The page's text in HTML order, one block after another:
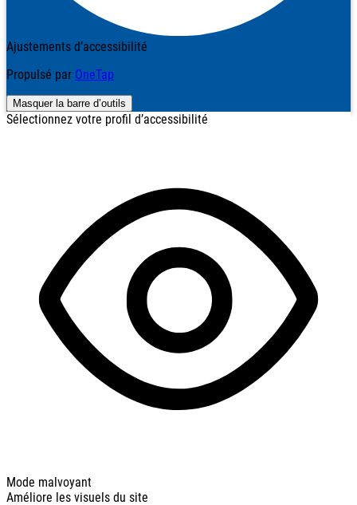
Ajustements d’accessibilité
Propulsé par OneTap
Masquer la barre d’outils
Sélectionnez votre profil d’accessibilité
Mode malvoyant
Améliore les visuels du site